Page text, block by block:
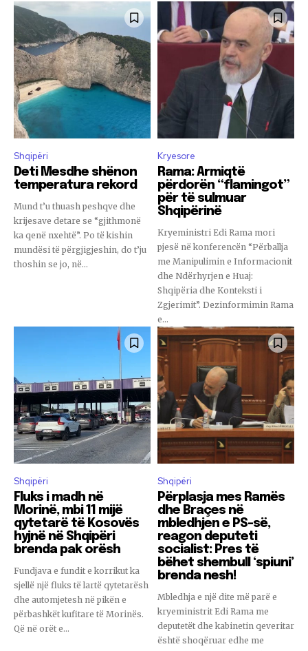
Shqipëri
Deti Mesdhe shënon
temperatura rekord
Mund t’u thuash peshqve dhe
krijesave detare se “gjithmonë
ka qenë nxehtë”. Po të kishin
mundësi të përgjigjeshin, do t’ju
thoshin se jo, në...
Kryesore
Rama: Armiqtë
përdorën “flamingot”
për të sulmuar
Shqipërinë
Kryeministri Edi Rama mori
pjesë në konferencën “Përballja
me Manipulimin e Informacionit
dhe Ndërhyrjen e Huaj:
Shqipëria dhe Konteksti i
Zgjerimit”. Dezinformimin Rama
e...
Shqipëri
Fluks i madh në
Morinë, mbi 11 mijë
qytetarë të Kosovës
hyjnë në Shqipëri
brenda pak orësh
Fundjava e fundit e korrikut ka
sjellë një fluks të lartë qytetarësh
dhe automjetesh në pikën e
përbashkët kufitare të Morinës.
Që në orët e...
Shqipëri
Përplasja mes Ramës
dhe Braçes në
mbledhjen e PS-së,
reagon deputeti
socialist: Pres të
bëhet shembull ‘spiuni’
brenda nesh!
Mbledhja e një dite më parë e
kryeministrit Edi Rama me
deputetët dhe kabinetin qeveritar
është shoqëruar edhe me